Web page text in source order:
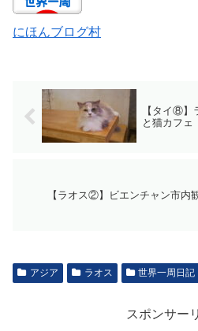
にほんブログ村
【タイ⑧】
と猫カフェ
【ラオス②】ビエンチャン市内
アジア ラオス 世界一周日記
スポンサー